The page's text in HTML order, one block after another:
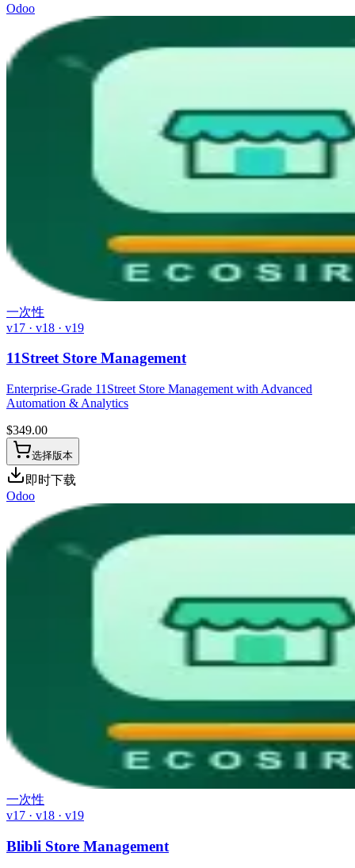
Odoo
一次性
v17 · v18 · v19
11Street Store Management
Enterprise-Grade 11Street Store Management with Advanced
Automation & Analytics
$349.00
选择版本
即时下载
Odoo
一次性
v17 · v18 · v19
Blibli Store Management